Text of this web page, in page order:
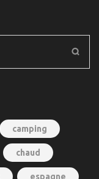
camping
chaud
espagne